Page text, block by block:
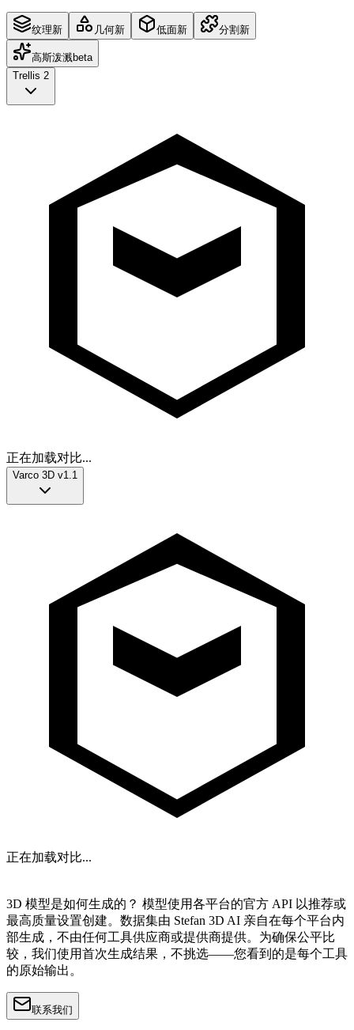
纹理新 几何新 低面新 分割 新
高斯泼溅 beta
Trellis 2
正在加载对比...
Varco 3D v1.1
正在加载对比...
3D 模型是如何生成的？ 模型使用各平台的官方 API 以推荐或
最高质量设置创建。数据集由 Stefan 3D AI 亲自在每个平台内
部生成， 不由任何工具供应商或提供商提供。为确保公平比
较，我们使用首次生成结果，不挑选——您看到的是每个工具
的原始输出。
联系我们